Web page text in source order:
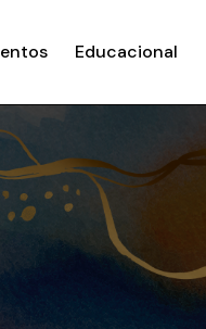
Educacional